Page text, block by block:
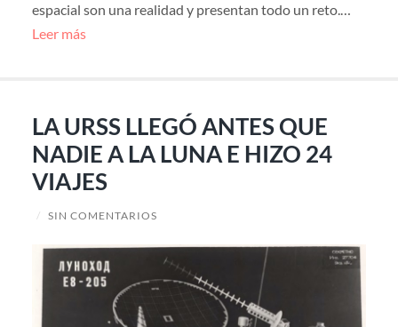
espacial son una realidad y presentan todo un reto.…
Leer más
LA URSS LLEGÓ ANTES QUE
NADIE A LA LUNA E HIZO 24
VIAJES
/ SIN COMENTARIOS